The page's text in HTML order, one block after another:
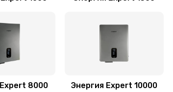
8000 Энергия Expert 10000